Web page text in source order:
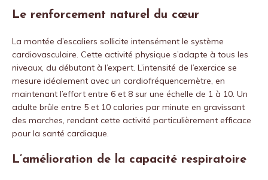
Le renforcement naturel du cœur
La montée d’escaliers sollicite intensément le système
cardiovasculaire. Cette activité physique s’adapte à tous les
niveaux, du débutant à l’expert. L’intensité de l’exercice se
mesure idéalement avec un cardiofréquencemètre, en
maintenant l’effort entre 6 et 8 sur une échelle de 1 à 10. Un
adulte brûle entre 5 et 10 calories par minute en gravissant
des marches, rendant cette activité particulièrement efficace
pour la santé cardiaque.
L’amélioration de la capacité respiratoire